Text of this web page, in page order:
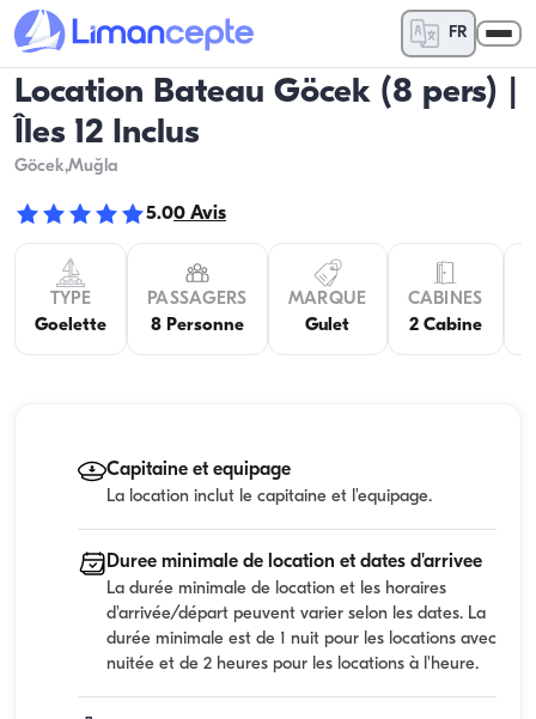
FR
Location Bateau Göcek (8 pers) |
Îles 12 Inclus
Göcek,Muğla
5.00 Avis
TYPE
Goelette
PASSAGERS
8 Personne
MARQUE
Gulet
CABINES
2 Cabine
Capitaine et equipage
La location inclut le capitaine et l'equipage.
Duree minimale de location et dates d'arrivee
La durée minimale de location et les horaires
d'arrivée/départ peuvent varier selon les dates. La
durée minimale est de 1 nuit pour les locations avec
nuitée et de 2 heures pour les locations à l'heure.